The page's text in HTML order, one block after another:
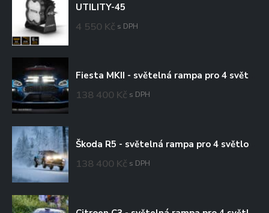
UTILITY-45
4 550 Kč s DPH
138 400 Kč s DPH
138 400 Kč s DPH